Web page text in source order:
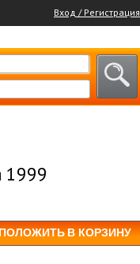
Вход / Регистрация
1999
В КОРЗИНУ